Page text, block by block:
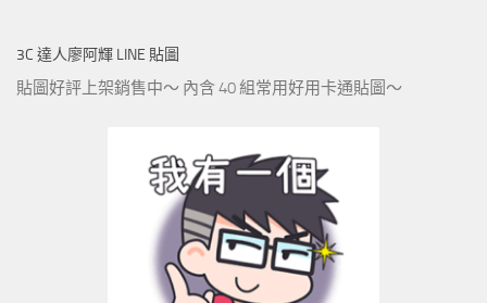
3C 達人廖阿輝 LINE 貼圖
貼圖好評上架銷售中～ 內含 40 組常用好用卡通貼圖～